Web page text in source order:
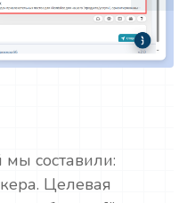
составили:
Целевая